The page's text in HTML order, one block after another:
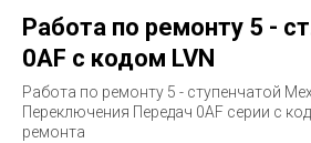
Работа по ремонту 5 -
0AF с кодом LVN
Работа по ремонту 5 - ступенчатой
Переключения Передач 0AF серии с
ремонта